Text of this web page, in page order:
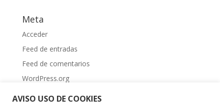
Meta
Acceder
Feed de entradas
Feed de comentarios
WordPress.org
AVISO USO DE COOKIES